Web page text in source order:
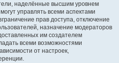
наделённые высшим уровнем
управлять всеми аспектами
прав доступа, отключение
назначение модераторов
им создателем
всеми возможностями
от настроек,